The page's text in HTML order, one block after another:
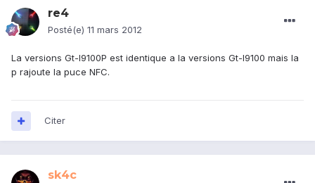
re4
Posté(e) 11 mars 2012
La versions Gt-I9100P est identique a la versions Gt-I9100 mais la
p rajoute la puce NFC.
Citer
sk4c